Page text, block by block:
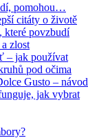
pomohou…
citáty o životě
které povzbudí
zlost
– jak používat
pod očima
Gusto – návod
jak vybrat